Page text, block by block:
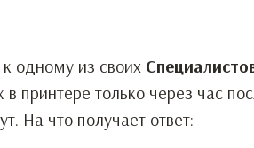
одному из своих
принтере только через час
На что получает ответ: